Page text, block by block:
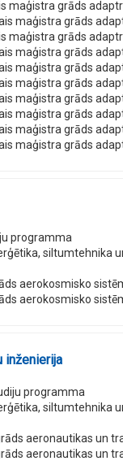
maģistra grāds
maģistra grāds
maģistra grāds
maģistra grāds
maģistra grāds
maģistra grāds
maģistra grāds
maģistra grāds
maģistra grāds
maģistra grāds
programma
siltumtehnika
aerokosmisko
aerokosmisko
inženierija
programma
siltumtehnika
aeronautikas un
aeronautikas un